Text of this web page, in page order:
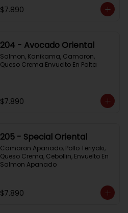
$7.890
204 - Avocado Oriental
Salmon, Kanikama, Camaron,
Queso Crema Envuelto En Palta
$7.890
205 - Special Oriental
Camaron Apanado, Pollo Teriyaki,
Queso Crema, Cebollin, Envuelto En
Salmon Apanado
$7.890